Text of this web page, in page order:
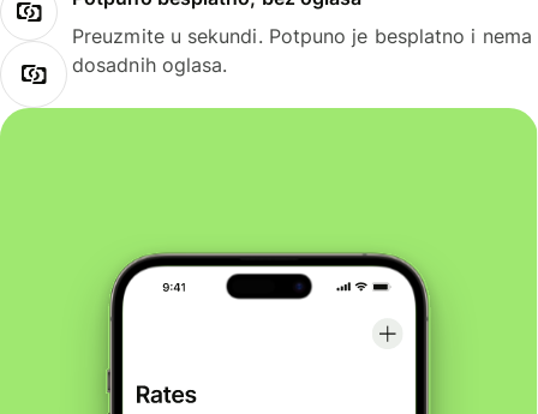
Preuzmite u sekundi. Potpuno je besplatno i nema
dosadnih oglasa.